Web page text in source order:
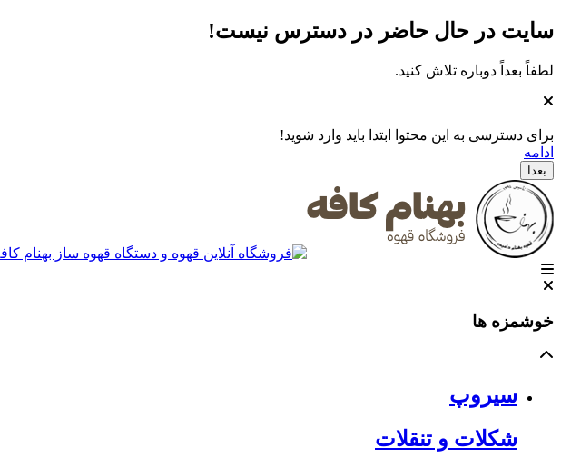
سایت در حال حاضر در دسترس نیست!
لطفاً بعداً دوباره تلاش کنید.
برای دسترسی به این محتوا ابتدا باید وارد شوید!
ادامه
بعدا
خوشمزه ها
سیروپ
شکلات و تنقلات